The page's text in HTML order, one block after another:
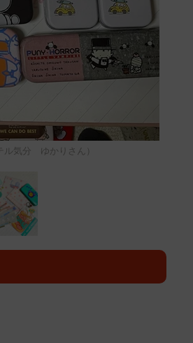
ル気分 ゆかりさん）